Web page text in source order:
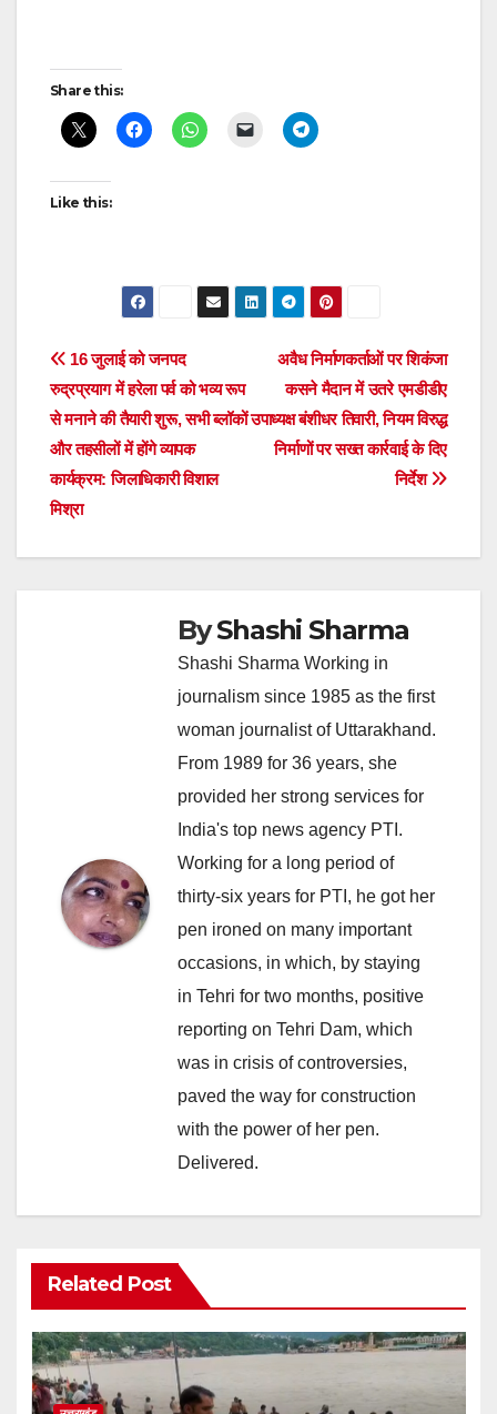
Post
navigation
Share this:
Like this:
Post
navigation
अवैध निर्माणकर्ताओं पर शिकंजा
कसने मैदान में उतरे एमडीडीए
उपाध्यक्ष बंशीधर तिवारी, नियम विरुद्ध
निर्माणों पर सख्त कार्रवाई के दिए
निर्देश
16 जुलाई को जनपद
रुद्रप्रयाग में हरेला पर्व को भव्य रूप
से मनाने की तैयारी शुरू, सभी ब्लॉकों
और तहसीलों में होंगे व्यापक
कार्यक्रम: जिलाधिकारी विशाल
मिश्रा
ByShashi Sharma
Shashi Sharma Working in
journalism since 1985 as the first
woman journalist of Uttarakhand.
From 1989 for 36 years, she
provided her strong services for
India's top news agency PTI.
Working for a long period of
thirty-six years for PTI, he got her
pen ironed on many important
occasions, in which, by staying
in Tehri for two months, positive
reporting on Tehri Dam, which
was in crisis of controversies,
paved the way for construction
with the power of her pen.
Delivered.
Related Post